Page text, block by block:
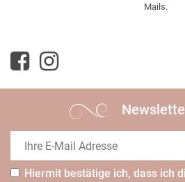
Mails.
Hiermit bestätige ich, dass ich